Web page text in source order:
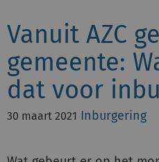
Vakgebieden
Actueel
Producten
Vanuit AZC
gemeente:
dat voor
30 maart 2021 Inburgering